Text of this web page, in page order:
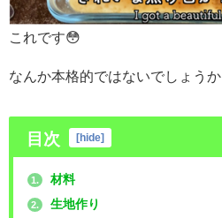
これです😳
なんか本格的ではないでしょうか
目次 hide
1. 材料
2. 生地作り